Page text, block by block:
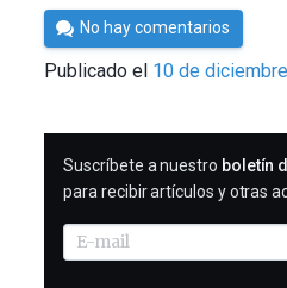
Por
Cultura
Cientifica
No hay comentarios
Publicado el 10 de
SUSCRIBIRME
Suscríbete a nuestro boletín
para recibir artículos y otras